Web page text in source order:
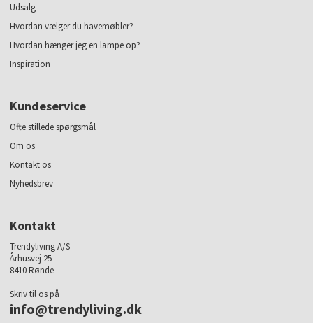
Udsalg
Hvordan vælger du havemøbler?
Hvordan hænger jeg en lampe op?
Inspiration
Kundeservice
Ofte stillede spørgsmål
Om os
Kontakt os
Nyhedsbrev
Kontakt
Trendyliving A/S
Århusvej 25
8410 Rønde
Skriv til os på
info@trendyliving.dk